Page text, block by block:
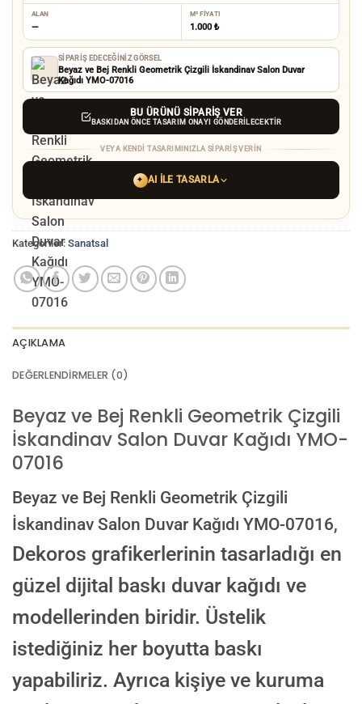
ALAN
—
M² FIYATI
1.000 ₺
SIPARIŞ EDECEĞINIZ GÖRSEL
Beyaz ve Bej Renkli Geometrik Çizgili İskandinav Salon Duvar
Kağıdı YMO-07016
BU ÜRÜNÜ SIPARIŞ VER
BASKIDAN ÖNCE TASARIM ONAYI GÖNDERILECEKTIR
VEYA KENDI TASARIMINIZLA SIPARIŞ VERIN
✦ AI ILE TASARLA
ChatGPT
Tercih ettiğiniz AI aracı ilehayalinizdeki görseli oluşturun. Biz çözünürlüğü
baskı kalitesine yükseltip üretim yaparız.
E-posta ile de gönderebilirsiniz:
Süreç Bilgilendirmesi
Görseliniz baskıya alınmadan önce ölçüye göre düzenlenmiş son hali
onayınıza gönderilir. Onayınızdan sonra üretim yapılır.
AI TASARIMIYLA SIPARIŞ VER
Kategoriler: Sanatsal
AÇIKLAMA
DEĞERLENDIRMELER (0)
Beyaz ve Bej Renkli Geometrik Çizgili
İskandinav Salon Duvar Kağıdı YMO-
07016
Beyaz ve Bej Renkli Geometrik Çizgili
İskandinav Salon Duvar Kağıdı YMO-07016,
Dekoros grafikerlerinin tasarladığı en
güzel dijital baskı duvar kağıdı ve
modellerinden biridir. Üstelik
istediğiniz her boyutta baskı
yapabiliriz. Ayrıca kişiye ve kuruma